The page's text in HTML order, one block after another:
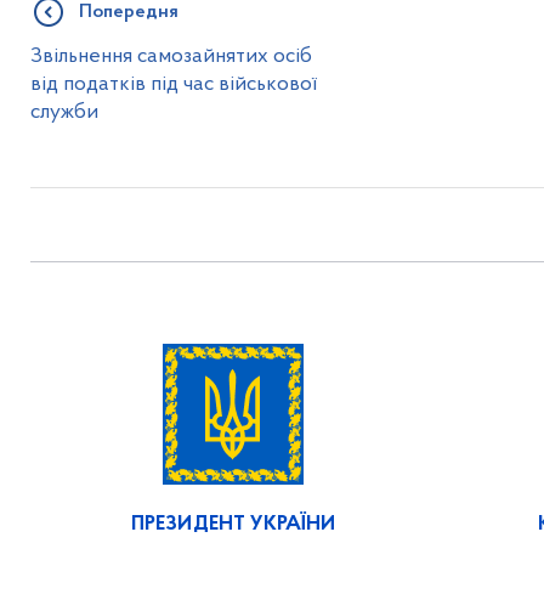
Попередня
Звільнення самозайнятих осіб
від податків під час військової
служби
ПРЕЗИДЕНТ УКРАЇНИ